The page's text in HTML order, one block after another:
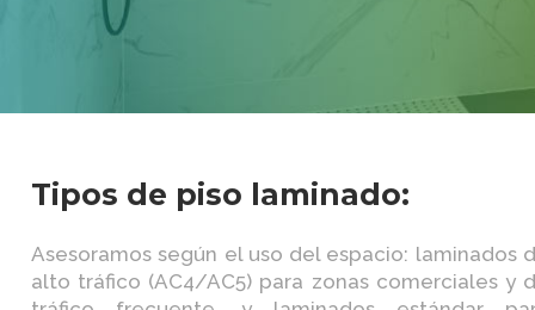
Tipos de piso laminado:
Asesoramos según el uso del espacio: laminados
alto tráfico (AC4/AC5) para zonas comerciales y